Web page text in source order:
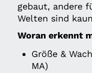
gebaut, andere
Welten sind
Woran erkennt
Größe &
MA)